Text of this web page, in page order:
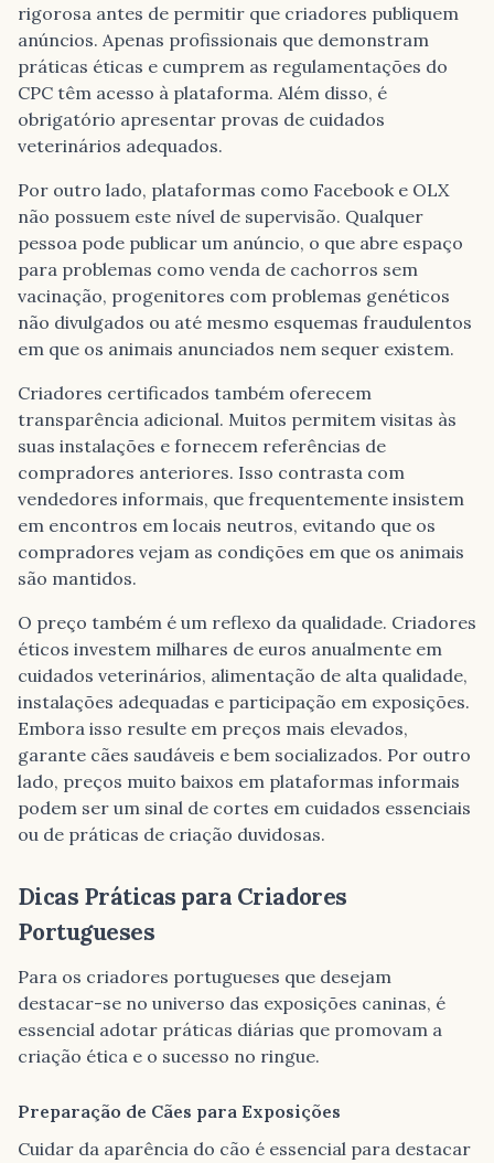
rigorosa antes de permitir que criadores publiquem
anúncios. Apenas profissionais que demonstram
práticas éticas e cumprem as regulamentações do
CPC têm acesso à plataforma. Além disso, é
obrigatório apresentar provas de cuidados
veterinários adequados.
Por outro lado, plataformas como Facebook e OLX
não possuem este nível de supervisão. Qualquer
pessoa pode publicar um anúncio, o que abre espaço
para problemas como venda de cachorros sem
vacinação, progenitores com problemas genéticos
não divulgados ou até mesmo esquemas fraudulentos
em que os animais anunciados nem sequer existem.
Criadores certificados também oferecem
transparência adicional. Muitos permitem visitas às
suas instalações e fornecem referências de
compradores anteriores. Isso contrasta com
vendedores informais, que frequentemente insistem
em encontros em locais neutros, evitando que os
compradores vejam as condições em que os animais
são mantidos.
O preço também é um reflexo da qualidade. Criadores
éticos investem milhares de euros anualmente em
cuidados veterinários, alimentação de alta qualidade,
instalações adequadas e participação em exposições.
Embora isso resulte em preços mais elevados,
garante cães saudáveis e bem socializados. Por outro
lado, preços muito baixos em plataformas informais
podem ser um sinal de cortes em cuidados essenciais
ou de práticas de criação duvidosas.
Dicas Práticas para Criadores
Portugueses
Para os criadores portugueses que desejam
destacar-se no universo das exposições caninas, é
essencial adotar práticas diárias que promovam a
criação ética e o sucesso no ringue.
Preparação de Cães para Exposições
Cuidar da aparência do cão é essencial para destacar